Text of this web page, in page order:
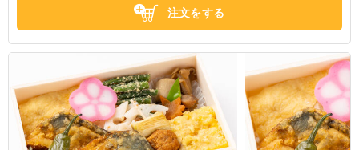
注文をする